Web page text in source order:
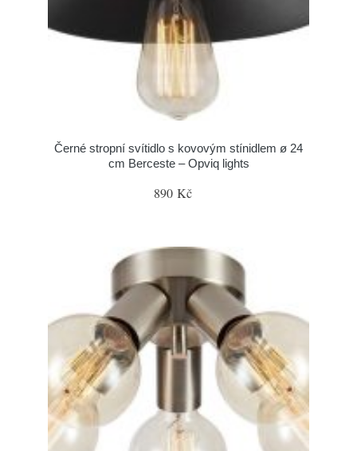
Černé stropní svítidlo s kovovým stínidlem ø 24
cm Berceste – Opviq lights
890 Kč